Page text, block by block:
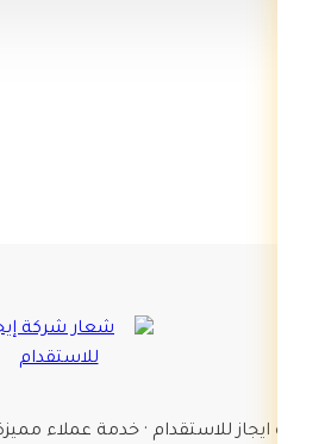
شركة ايجاز للاستقدام · خدمة عملاء